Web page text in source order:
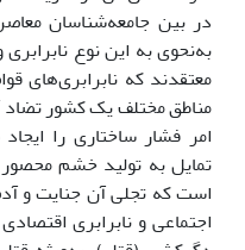
در بین جامعه‌شناسان
به‌نحوی به این نوع
معتقدند که نابرابری‌های
مناطق مختلف یک کشور تضاد
امر فشار ساختاری را
تمایل به تولید خشم
است که تجلی آن جنایت و
اجتماعی و نابرابری